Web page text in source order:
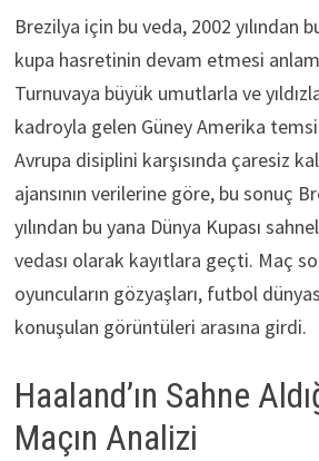
Brezilya için bu veda, 2002 yılından
kupa hasretinin devam etmesi
Turnuvaya büyük umutlarla ve
kadroyla gelen Güney Amerika
Avrupa disiplini karşısında çaresiz
ajansının verilerine göre, bu sonuç
yılından bu yana Dünya Kupası
vedası olarak kayıtlara geçti. Maç
oyuncuların gözyaşları, futbol
konuşulan görüntüleri arasına girdi.
Haaland’ın Sahne
Maçın Analizi